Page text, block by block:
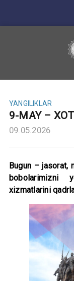
YANGILIKLAR
9-MAY –
09.05.2026
Bugun – jasorat,
bobolarimizni
xizmatlarini